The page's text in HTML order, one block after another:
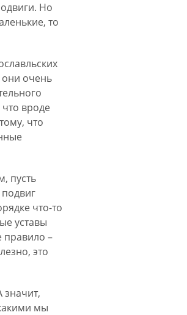
Но
то
они очень
вроде
что
пусть
что-то
уставы
правило –
это
значит,
мы